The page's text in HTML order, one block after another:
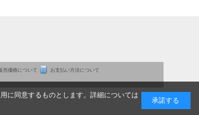
売価格について
お支払い方法について
に同意するものとします。詳細については
承諾する